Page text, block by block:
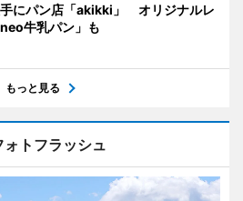
にパン店「akikki」 オリジナルレ
牛乳パン」も
もっと見る
ォトフラッシュ